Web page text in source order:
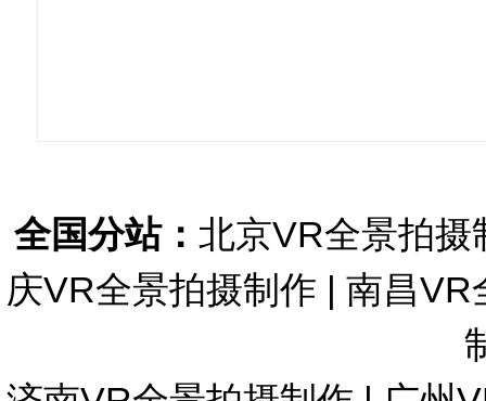
全国分站： 北京VR全景拍摄
庆VR全景拍摄制作 | 南昌VR